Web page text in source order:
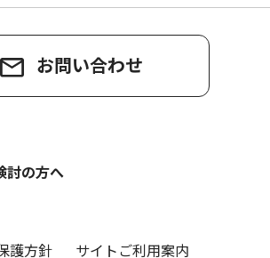
お問い合わせ
討の方へ
護方針
サイトご利用案内